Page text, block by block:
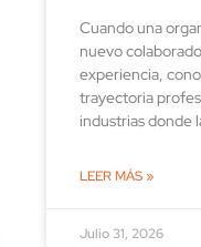
Cuando una
nuevo
experiencia,
trayectoria
industrias donde
LEER MÁS »
Julio 31, 2026